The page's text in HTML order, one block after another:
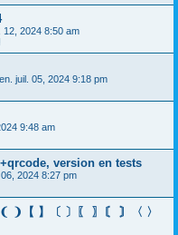
12, 2024 8:50 am
juil. 05, 2024 9:18 pm
9:48 am
version en tests
2024 8:27 pm
【 】〔 〕〖 〗〘 〙〈 〉